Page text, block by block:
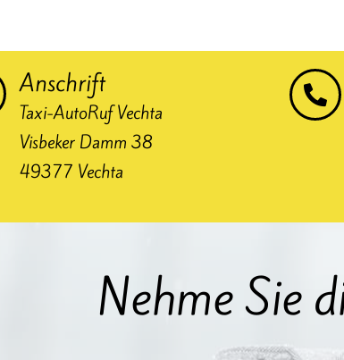
Anschrift
Taxi-AutoRuf Vechta
Visbeker Damm 38
49377 Vechta
Nehme Sie